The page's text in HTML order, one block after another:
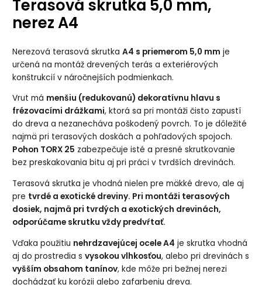
Terasová skrutka 5,0 mm,
nerez A4
Nerezová terasová skrutkaA4 s priemerom 5,0 mm je
určená na montáž drevených terás a exteriérových
konštrukcií v náročnejších podmienkach.
Vrut má menšiu (redukovanú) dekoratívnu hlavu s
frézovacími drážkami, ktorá sa pri montáži čisto zapustí
do dreva a nezanecháva poškodený povrch. To je dôležité
najmä pri terasových doskách a pohľadových spojoch.
Pohon TORX 25 zabezpečuje isté a presné skrutkovanie
bez preskakovania bitu aj pri práci v tvrdších drevinách.
Terasová skrutka je vhodná nielen pre mäkké drevo, ale aj
pre tvrdé a exotické dreviny. Pri montáži terasových
dosiek, najmä pri tvrdých a exotických drevinách,
odporúčame skrutku vždy predvŕtať.
Vďaka použitiu nehrdzavejúcej ocele A4 je skrutka vhodná
aj do prostredia svysokou vlhkosťou, alebo pri drevinách s
vyšším obsahom tanínov, kde môže pri bežnej nerezi
dochádzať ku korózii alebo zafarbeniu dreva.